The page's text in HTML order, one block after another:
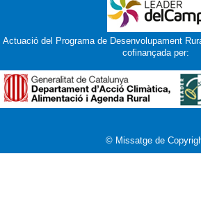
Actuació del Programa de Desenvolupament
cofinançada per:
© Missatge de